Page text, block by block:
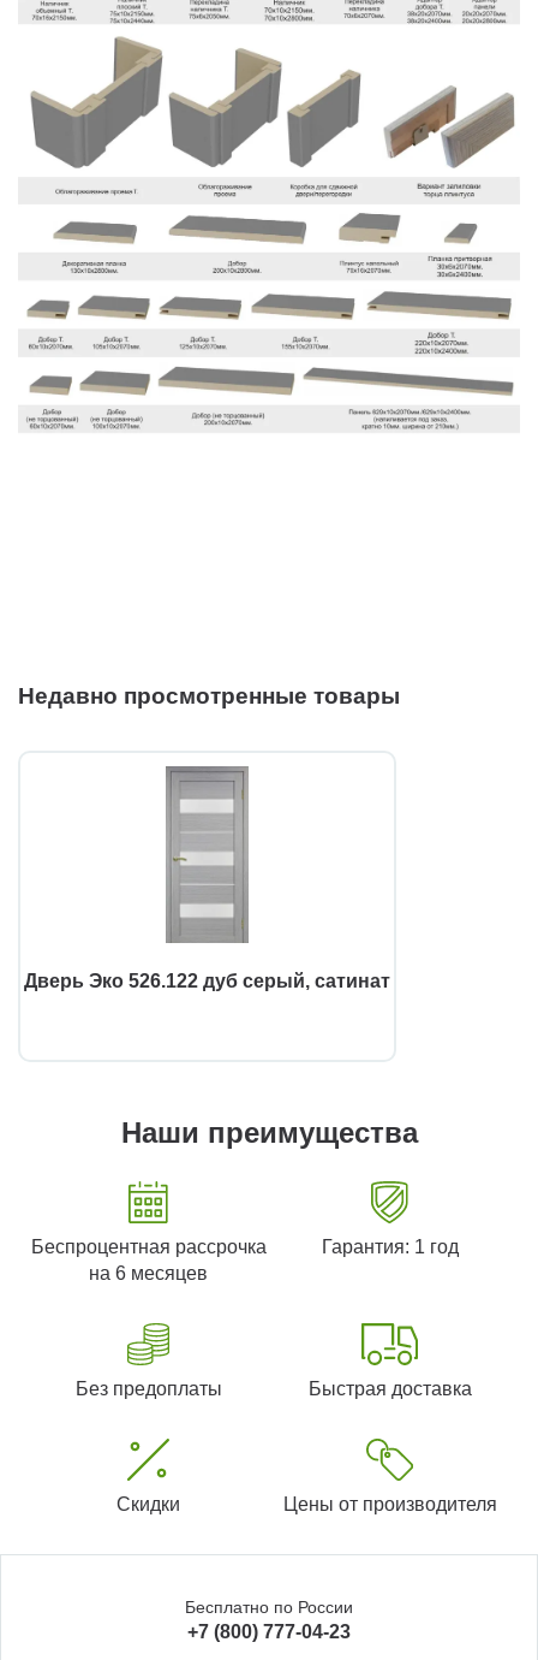
Недавно просмотренные товары
Дверь Эко 526.122 дуб серый, сатинат
Наши преимущества
Беспроцентная рассрочка
на 6 месяцев
Гарантия: 1 год
Без предоплаты Быстрая доставка
Скидки Цены от производителя
Бесплатно по России
+7 (800) 777-04-23